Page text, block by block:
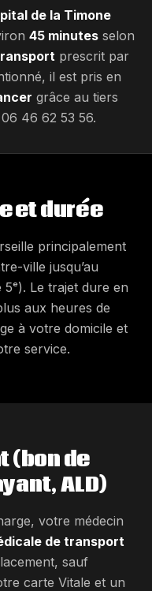
de la Timone
45 minutes selon
prescrit par
il est pris en
grâce au tiers
46 62 53 56.
et durée
principalement
ville jusqu’au
Le trajet dure en
aux heures de
à votre domicile et
service.
(bon de
ALD)
votre médecin
de transport
sauf
carte Vitale et un